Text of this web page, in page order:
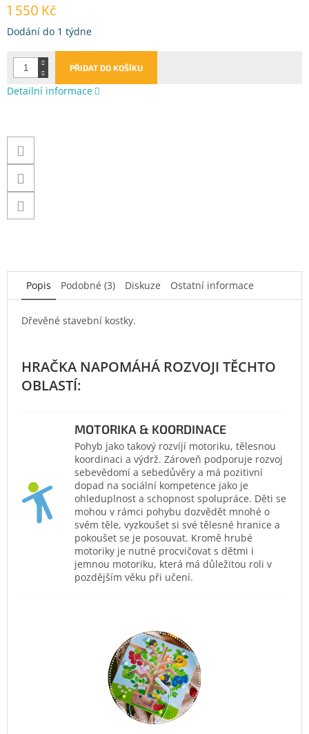
1 550 Kč
Měrná
Dodání do 1 týdne
PŘIDAT DO KOŠÍKU
Detailní informace
Popis Podobné (3) Diskuze Ostatní informace
Dřevěné stavební kostky.
MOTORIKA & KOORDINACE
Pohyb jako takový rozvíjí motoriku, tělesnou
koordinaci a výdrž. Zároveň podporuje rozvoj
sebevědomí a sebedůvěry a má pozitivní
dopad na sociální kompetence jako je
ohleduplnost a schopnost spolupráce. Děti se
mohou v rámci pohybu dozvědět mnohé o
svém těle, vyzkoušet si své tělesné hranice a
pokoušet se je posouvat. Kromě hrubé
motoriky je nutné procvičovat s dětmi i
jemnou motoriku, která má důležitou roli v
pozdějším věku při učení.